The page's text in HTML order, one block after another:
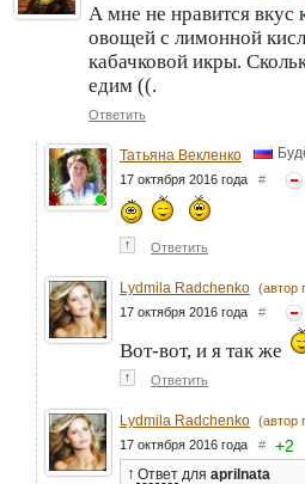
А мне не нравится вкус
овощей с лимонной
кабачковой икры.
едим ((.
Ответить
Татьяна Векленко
17 октября 2016 года #
↑ Ответить
Lydmila Radchenko (автор
17 октября 2016 года #
Вот-вот, и я так же
↑ Ответить
Lydmila Radchenko (автор
17 октября 2016 года # +2
↑ Ответ для aprilnata